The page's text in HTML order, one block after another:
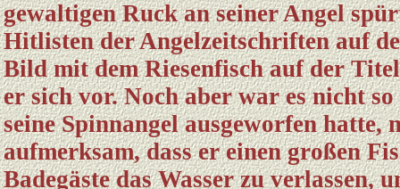
gewaltigen Ruck an seiner Angel
Hitlisten der Angelzeitschriften auf
Bild mit dem Riesenfisch auf der
er sich vor. Noch aber war es nicht
seine Spinnangel ausgeworfen hatte,
aufmerksam, dass er einen großen
Badegäste das Wasser zu verlassen,